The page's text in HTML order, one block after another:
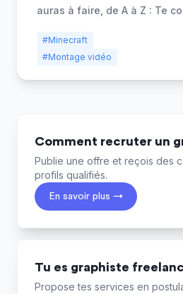
auras à faire, de A à Z : Te
#Minecraft
#Montage vidéo
Comment recruter un
Publie une offre et reçois des
profils qualifiés.
En savoir plus →
Tu es graphiste
Propose tes services en